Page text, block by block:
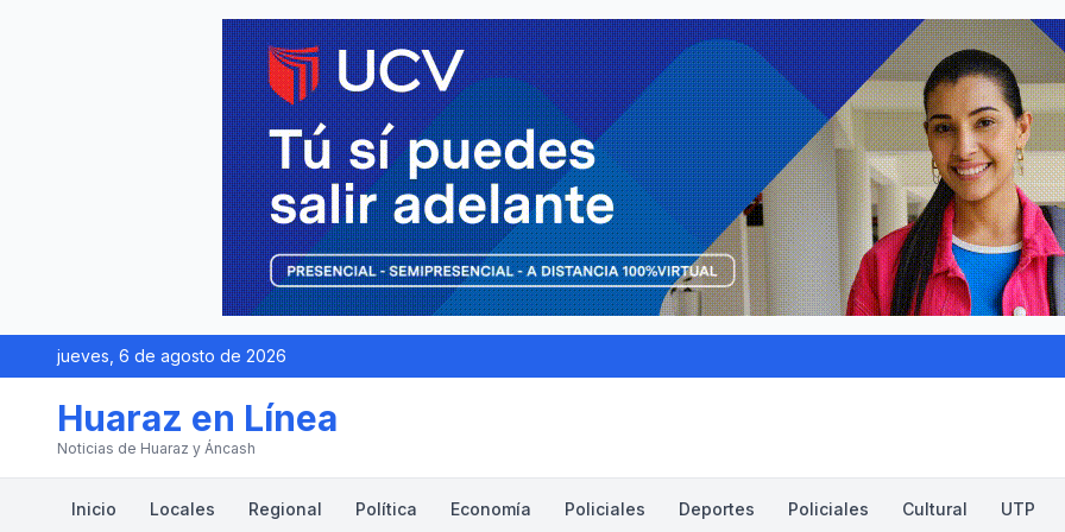
jueves, 6 de agosto de 2026
Huaraz en Línea
Noticias de Huaraz y Áncash
Inicio Locales Regional Política Economía Policiales Deportes Policiales Cultural UTP